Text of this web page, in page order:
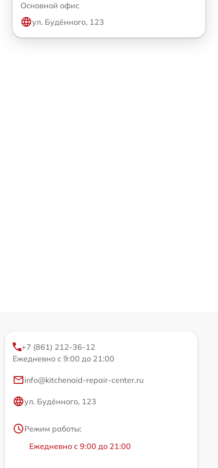
Основной офис
ул. Будённого, 123
+7 (861) 212-36-12
Ежедневно с 9:00 до 21:00
info@kitchenaid-repair-center.ru
ул. Будённого, 123
Режим работы:
Ежедневно с 9:00 до 21:00